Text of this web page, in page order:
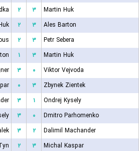
۲ ۳
Martin Huk
۲ ۳
Ales Barton
۲ ۳
Petr Sebera
۱ ۳
Martin Huk
۳ ۰
Viktor Vejvoda
۰ ۳
Zbynek Zientek
۳ ۱
Ondrej Kysely
۳ ۰
Dmitro Parhomenko
۳ ۲
Dalimil Machander
۲ ۳
Michal Kaspar